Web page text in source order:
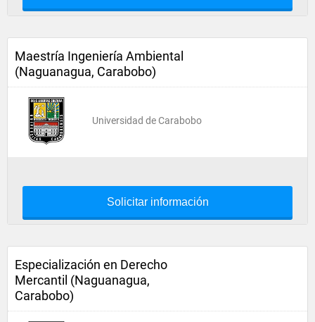
Maestría Ingeniería Ambiental
(Naguanagua, Carabobo)
Universidad de Carabobo
Solicitar información
Especialización en Derecho
Mercantil (Naguanagua,
Carabobo)